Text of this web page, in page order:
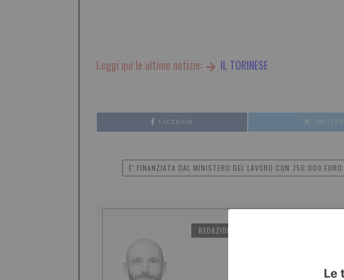
Leggi qui le ultime notizie: IL TORINESE
FACEBOOK TWITTER
E' FINANZIATA DAL MINISTERO DEL LAVORO CON 750.000
REDAZIONE IL TORINESE